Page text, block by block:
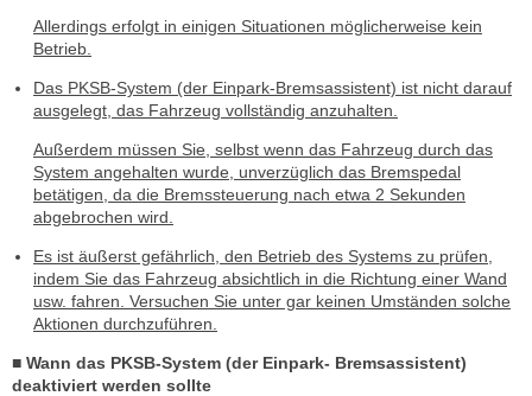
Allerdings erfolgt in einigen Situationen möglicherweise kein
Betrieb.
Das PKSB-System (der Einpark-Bremsassistent) ist nicht darauf
ausgelegt, das Fahrzeug vollständig anzuhalten.
Außerdem müssen Sie, selbst wenn das Fahrzeug durch das
System angehalten wurde, unverzüglich das Bremspedal
betätigen, da die Bremssteuerung nach etwa 2 Sekunden
abgebrochen wird.
Es ist äußerst gefährlich, den Betrieb des Systems zu prüfen,
indem Sie das Fahrzeug absichtlich in die Richtung einer Wand
usw. fahren. Versuchen Sie unter gar keinen Umständen solche
Aktionen durchzuführen.
■ Wann das PKSB-System (der Einpark- Bremsassistent)
deaktiviert werden sollte